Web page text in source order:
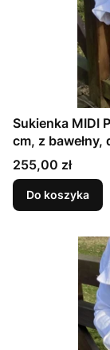
Sukienka MIDI
cm, z
Cena
255,00 zł
Do koszyka